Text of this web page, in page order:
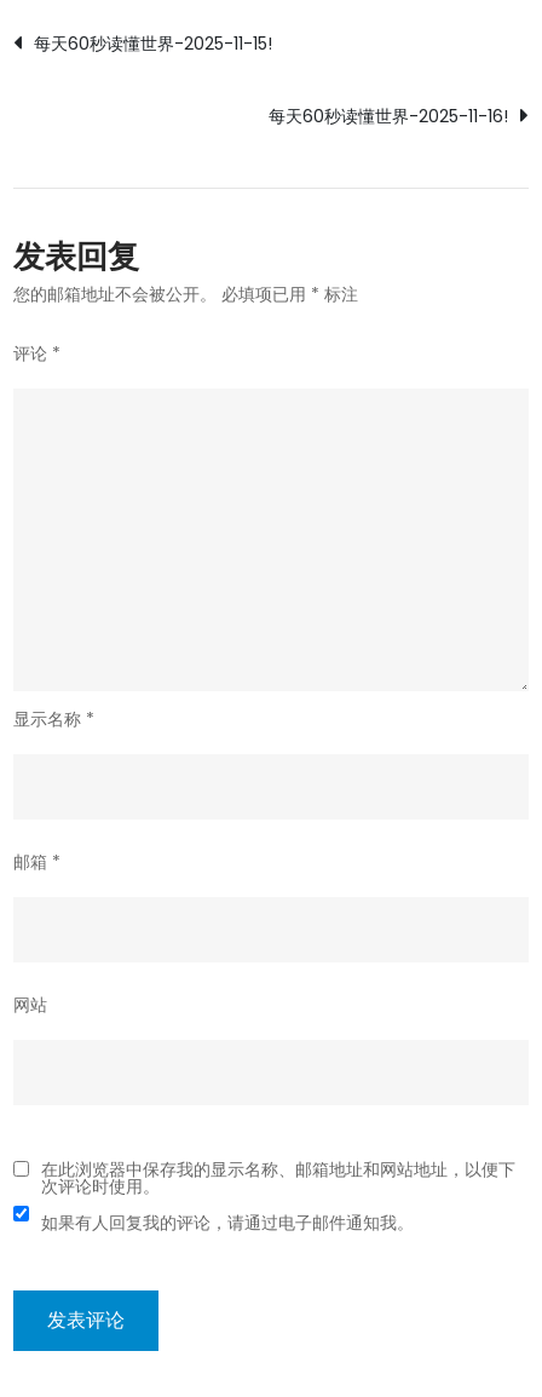
文
导
航
每天60秒读懂世界-2025-11-15!
每天60秒读懂世界-2025-11-16!
发表回复
您的邮箱地址不会被公开。 必填项已用 * 标注
评论 *
显示名称 *
邮箱 *
网站
在此浏览器中保存我的显示名称、邮箱地址和网站地址，以便下
次评论时使用。
如果有人回复我的评论，请通过电子邮件通知我。